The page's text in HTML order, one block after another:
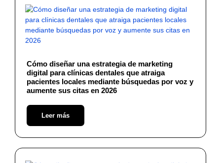
Cómo diseñar una estrategia de marketing
digital para clínicas dentales que atraiga
pacientes locales mediante búsquedas por voz y
aumente sus citas en 2026
Leer más